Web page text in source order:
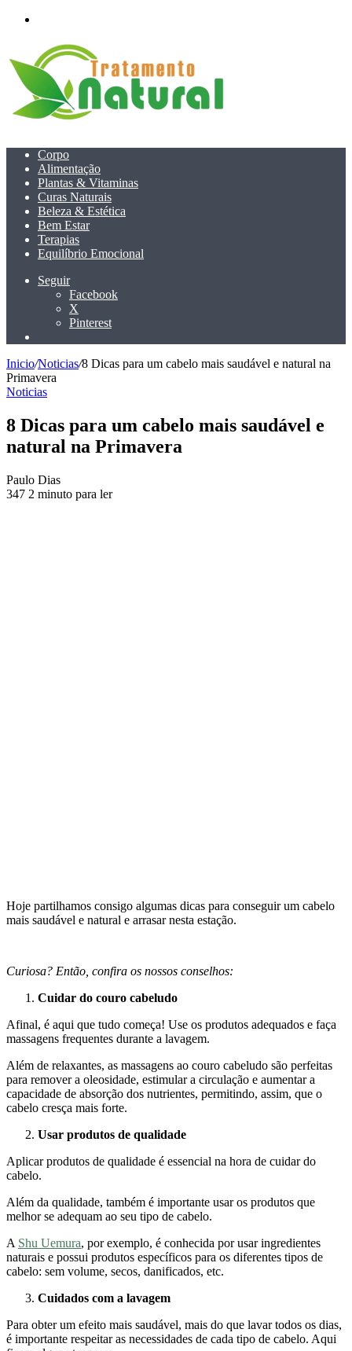
Corpo
Alimentação
Plantas & Vitaminas
Curas Naturais
Beleza & Estética
Bem Estar
Terapias
Equilíbrio Emocional
Seguir
Facebook
X
Pinterest
Inicio/Noticias/8 Dicas para um cabelo mais saudável e natural na
Primavera
Noticias
8 Dicas para um cabelo mais saudável e
natural na Primavera
Paulo DiasSend
an
347 2 minuto para ler
Hoje partilhamos consigo algumas dicas para conseguir um cabelo
mais saudável e natural e arrasar nesta estação.
Curiosa? Então, confira os nossos conselhos:
Cuidar do couro cabeludo
Afinal, é aqui que tudo começa! Use os produtos adequados e faça
massagens frequentes durante a lavagem.
Além de relaxantes, as massagens ao couro cabeludo são perfeitas
para remover a oleosidade, estimular a circulação e aumentar a
capacidade de absorção dos nutrientes, permitindo, assim, que o
cabelo cresça mais forte.
Usar produtos de qualidade
Aplicar produtos de qualidade é essencial na hora de cuidar do
cabelo.
Além da qualidade, também é importante usar os produtos que
melhor se adequam ao seu tipo de cabelo.
A Shu Uemura, por exemplo, é conhecida por usar ingredientes
naturais e possui produtos específicos para os diferentes tipos de
cabelo: sem volume, secos, danificados, etc.
Cuidados com a lavagem
Para obter um efeito mais saudável, mais do que lavar todos os dias,
é importante respeitar as necessidades de cada tipo de cabelo. Aqui